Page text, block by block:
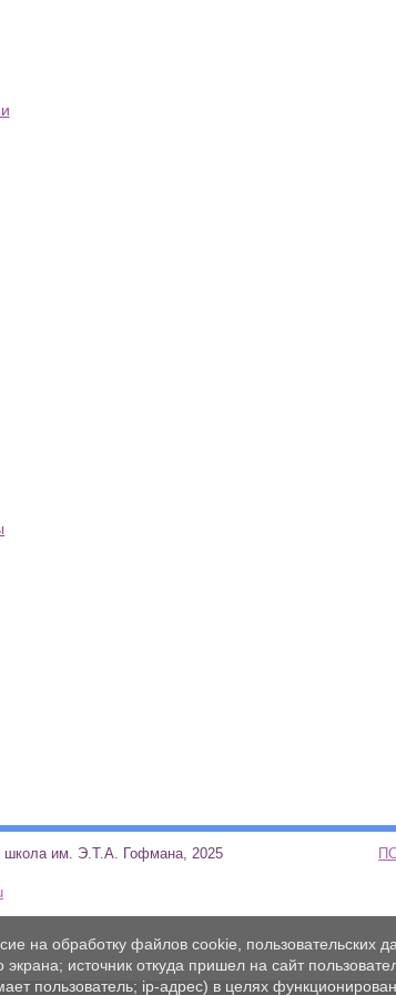
школа им. Э.Т.А. Гофмана, 2025
на обработку файлов cookie,
источник откуда пришел на сайт
пользователь; ip-адрес) в целях